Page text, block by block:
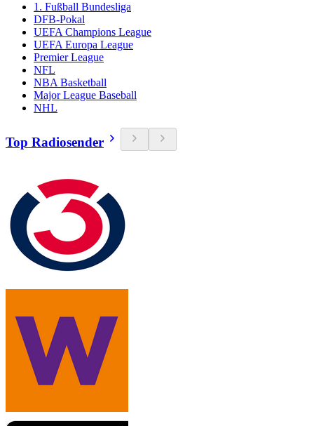
1. Fußball Bundesliga
DFB-Pokal
UEFA Champions League
UEFA Europa League
Premier League
NFL
NBA Basketball
Major League Baseball
NHL
Top Radiosender